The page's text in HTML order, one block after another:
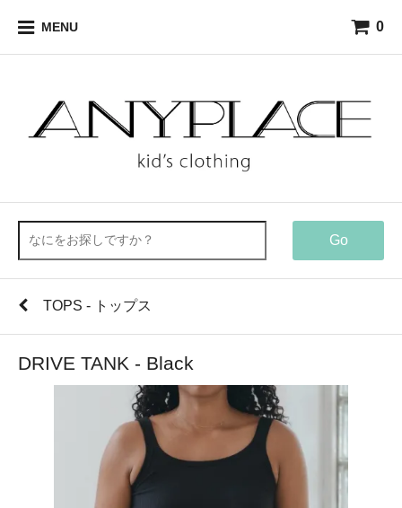
MENU 0
Go
TOPS - トップス
DRIVE TANK - Black